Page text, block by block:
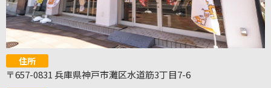
住所
〒657-0831 兵庫県神戸市灘区水道筋3丁目7-6